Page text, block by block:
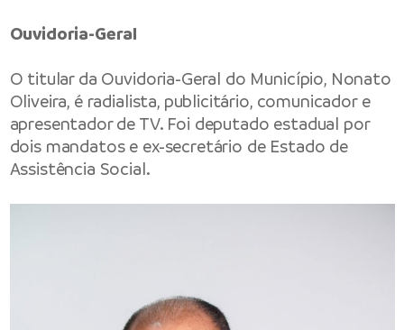
Ouvidoria-Geral
O titular da Ouvidoria-Geral do Município, Nonato
Oliveira, é radialista, publicitário, comunicador e
apresentador de TV. Foi deputado estadual por
dois mandatos e ex-secretário de Estado de
Assistência Social.